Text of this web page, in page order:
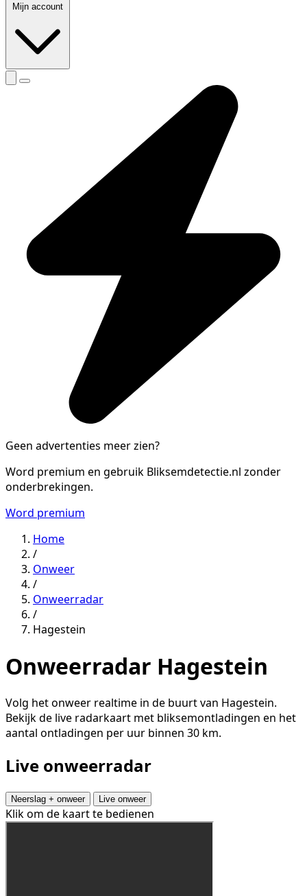
Mijn account
Geen advertenties meer zien?
Word premium en gebruik Bliksemdetectie.nl zonder
onderbrekingen.
Word premium
Home
/
Onweer
/
Onweerradar
/
Hagestein
Onweerradar Hagestein
Volg het onweer realtime in de buurt van Hagestein.
Bekijk de live radarkaart met bliksemontladingen en het
aantal ontladingen per uur binnen 30 km.
Live onweerradar
Neerslag + onweer Live onweer
Klik om de kaart te bedienen